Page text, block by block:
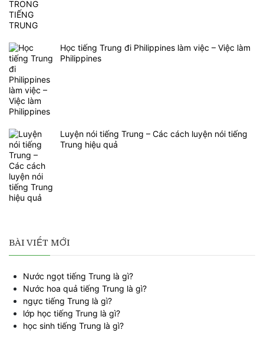
Học tiếng Trung đi Philippines làm việc – Việc làm
Philippines
Luyện nói tiếng Trung – Các cách luyện nói tiếng
Trung hiệu quả
BÀI VIẾT MỚI
Nước ngọt tiếng Trung là gì?
Nước hoa quả tiếng Trung là gì?
ngực tiếng Trung là gì?
lớp học tiếng Trung là gì?
học sinh tiếng Trung là gì?